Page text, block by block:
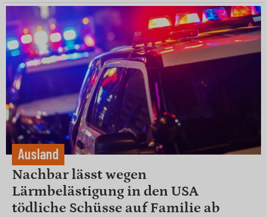
Ausland
Nachbar lässt wegen
Lärmbelästigung in den USA
tödliche Schüsse auf Familie ab